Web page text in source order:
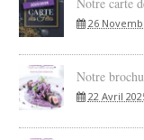
Notre carte
26
Notre
22 Avril